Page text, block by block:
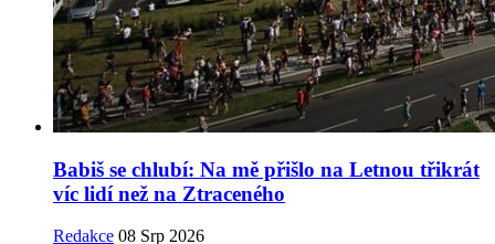
Babiš se chlubí: Na mě přišlo na Letnou třikrát
víc lidí než na Ztraceného
Redakce 08 Srp 2026